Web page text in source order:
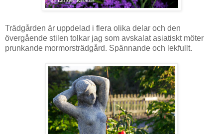
Trädgården är uppdelad i flera olika delar och den
övergående stilen tolkar jag som avskalat asiatiskt möter
prunkande mormorsträdgård. Spännande och lekfullt.